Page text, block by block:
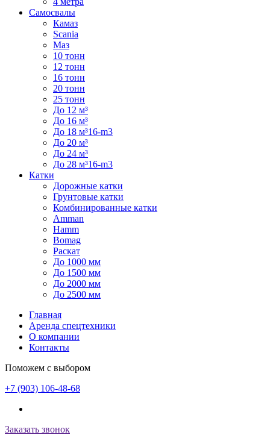
Самосвалы
Камаз
Scania
Маз
10 тонн
12 тонн
16 тонн
20 тонн
25 тонн
До 12 м³
До 16 м³
До 18 м³16-m3
До 20 м³
До 24 м³
До 28 м³16-m3
Катки
Дорожные катки
Грунтовые катки
Комбинированные катки
Amman
Hamm
Bomag
Раскат
До 1000 мм
До 1500 мм
До 2000 мм
До 2500 мм
Главная
Аренда спецтехники
О компании
Контакты
Поможем с выбором
+7 (903) 106-48-68
Заказать звонок